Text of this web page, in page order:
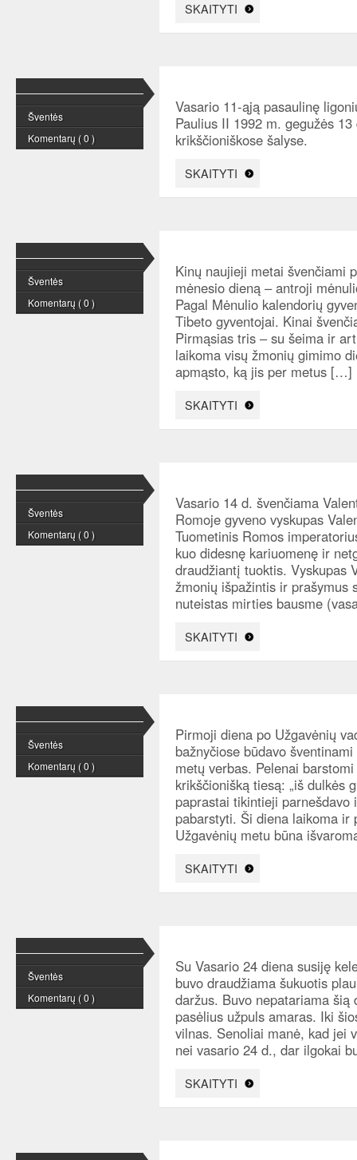
SKAITYTI
Šventės
Komentarų ( 0 )
Vasario 11-ąją pasaulinę
Paulius II 1992 m. gegužės
krikščioniškose šalyse.
SKAITYTI
Šventės
Komentarų ( 0 )
Kinų naujieji metai švenčiami
mėnesio dieną – antroji
Pagal Mėnulio kalendorių
Tibeto gyventojai. Kinai
Pirmąsias tris – su šeima ir
laikoma visų žmonių gimimo
apmąsto, ką jis per metus […]
SKAITYTI
Šventės
Komentarų ( 0 )
Vasario 14 d. švenčiama
Romoje gyveno vyskupas
Tuometinis Romos
kuo didesnę kariuomenę ir
draudžiantį tuoktis. Vyskupas
žmonių išpažintis ir prašymus
nuteistas mirties bausme
SKAITYTI
Šventės
Komentarų ( 0 )
Pirmoji diena po Užgavėnių
bažnyčiose būdavo
metų verbas. Pelenai
krikščionišką tiesą: „iš dulkės
paprastai tikintieji
pabarstyti. Ši diena laikoma
Užgavėnių metu būna
SKAITYTI
Šventės
Komentarų ( 0 )
Su Vasario 24 diena susiję
buvo draudžiama šukuotis
daržus. Buvo nepatariama
pasėlius užpuls amaras. Iki
vilnas. Senoliai manė, kad jei
nei vasario 24 d., dar ilgokai
SKAITYTI